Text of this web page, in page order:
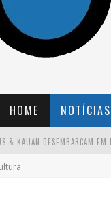
HOME NOTÍCIAS